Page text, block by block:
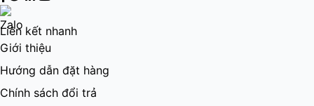
Liên kết nhanh
Giới thiệu
Hướng dẫn đặt hàng
Chính sách đổi trả